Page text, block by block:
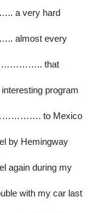
a very hard
every
that
program
to Mexico
Hemingway
during my
with my car last